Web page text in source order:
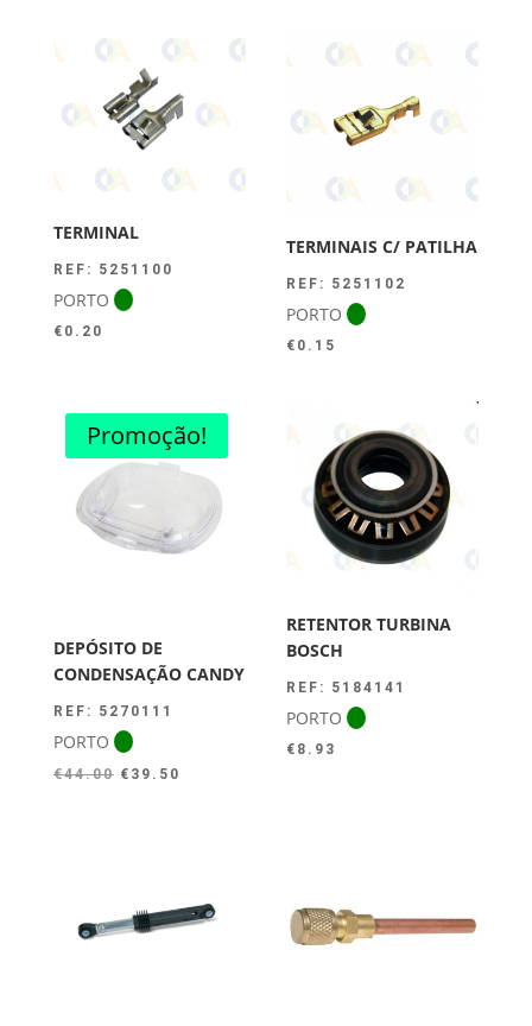
TERMINAL
REF: 5251100
PORTO
€ 0.20
TERMINAIS C/ PATILHA
REF: 5251102
PORTO
€ 0.15
Promoção!
DEPÓSITO DE
CONDENSAÇÃO CANDY
REF: 5270111
PORTO
€44.00 O
€ 39.50
RETENTOR TURBINA
BOSCH
REF: 5184141
PORTO
€ 8.93